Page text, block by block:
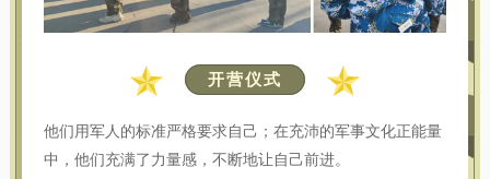
开营仪式
他们用军人的标准严格要求自己；在充沛的军事文化正能量
中，他们充满了力量感，不断地让自己前进。